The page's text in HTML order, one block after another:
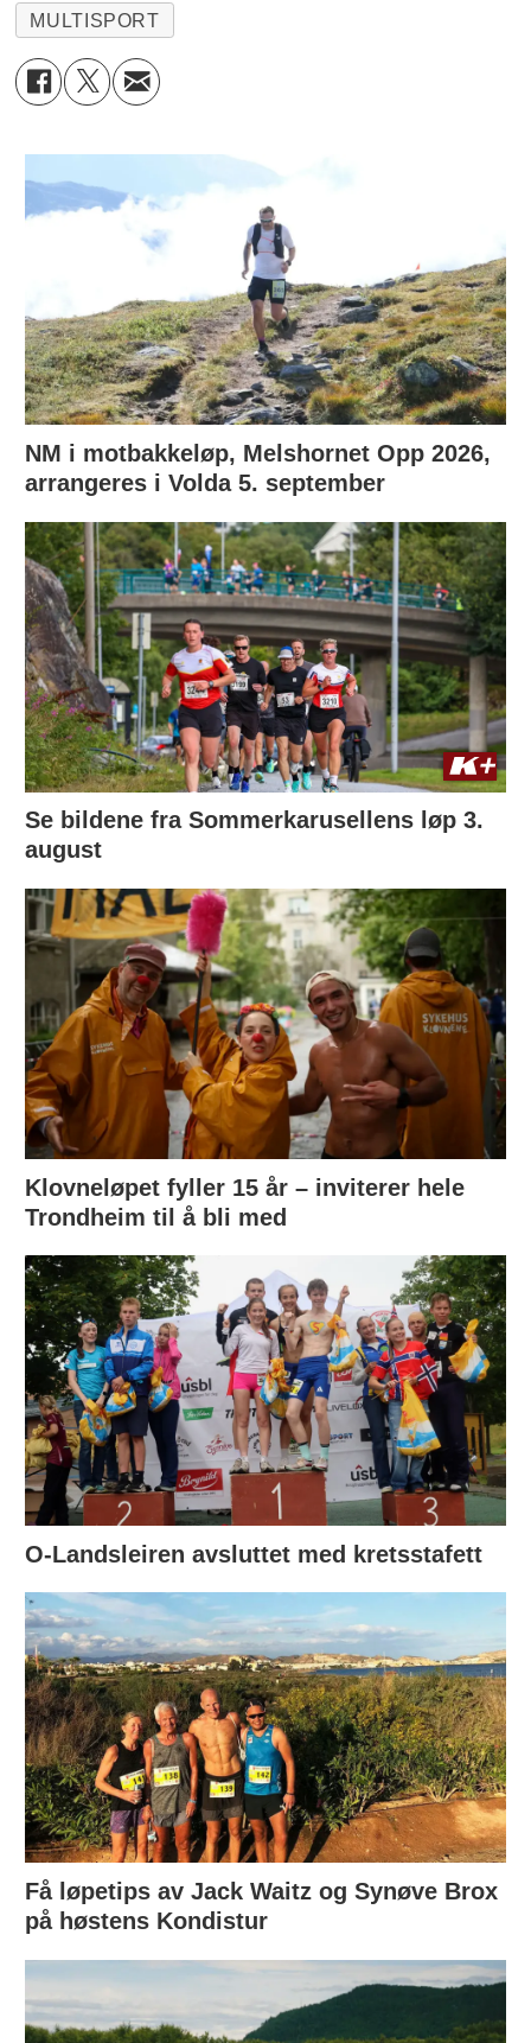
MULTISPORT
NM i motbakkeløp, Melshornet Opp 2026,
arrangeres i Volda 5. september
Se bildene fra Sommerkarusellens løp 3.
august
Klovneløpet fyller 15 år – inviterer hele
Trondheim til å bli med
O-Landsleiren avsluttet med kretsstafett
Få løpetips av Jack Waitz og Synøve Brox
på høstens Kondistur